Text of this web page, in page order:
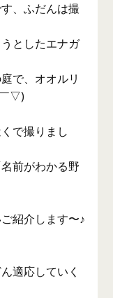
、ふだんは撮
としたエナガ
で、オオルリ
▽)ゞ
で撮りまし
前がわかる野
紹介します〜♪
適応していく